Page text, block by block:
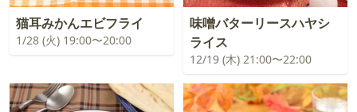
猫耳みかんエビフライ
1/28 (火) 19:00〜20:00
味噌バターリースハヤシ
ライス
12/19 (木) 21:00〜22:00